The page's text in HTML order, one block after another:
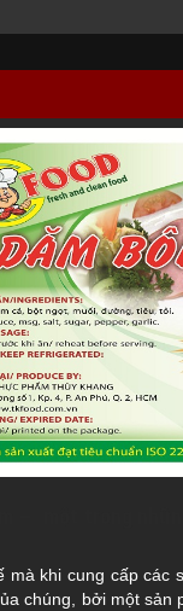
mà khi cung cấp các
chúng, bởi một
ở đâu Hà Nội??